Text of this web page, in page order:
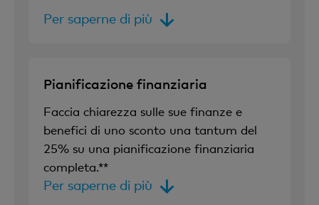
Per saperne di più
Pianificazione finanziaria
Faccia chiarezza sulle sue finanze e
benefici di uno sconto una tantum del
25% su una pianificazione finanziaria
completa.**
Per saperne di più